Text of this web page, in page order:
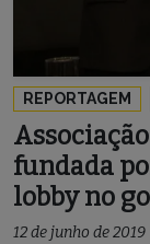
REPORTAGEM
fundada
lobby no
12 de junho de 2019